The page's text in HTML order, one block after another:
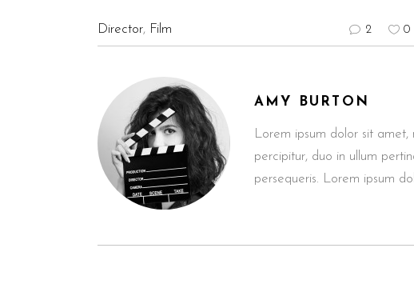
Director, Film 2 0
AMY BURTON
Lorem ipsum dolor sit
percipitur, duo in ullum
persequeris. Lorem ipsum